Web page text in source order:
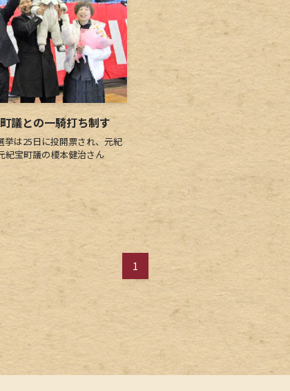
議との一騎打ち制す
は25日に投開票され、元紀
紀宝町議の榎本健治さん
1